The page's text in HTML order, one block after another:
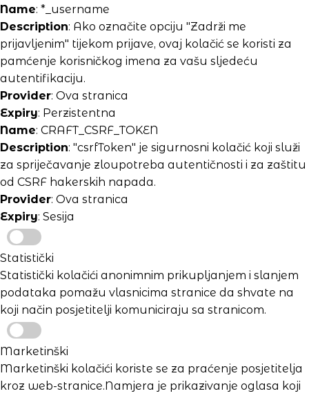
Name: *_username
Description: Ako označite opciju "Zadrži me
prijavljenim" tijekom prijave, ovaj kolačić se koristi za
pamćenje korisničkog imena za vašu sljedeću
autentifikaciju.
Provider: Ova stranica
Expiry: Perzistentna
Name: CRAFT_CSRF_TOKEN
Description: "csrfToken" je sigurnosni kolačić koji služi
za spriječavanje zloupotreba autentičnosti i za zaštitu
od CSRF hakerskih napada.
Provider: Ova stranica
Expiry: Sesija
Statistički
Statistički kolačići anonimnim prikupljanjem i slanjem
podataka pomažu vlasnicima stranice da shvate na
koji način posjetitelji komuniciraju sa stranicom.
Marketinški
Marketinški kolačići koriste se za praćenje posjetitelja
kroz web-stranice.Namjera je prikazivanje oglasa koji